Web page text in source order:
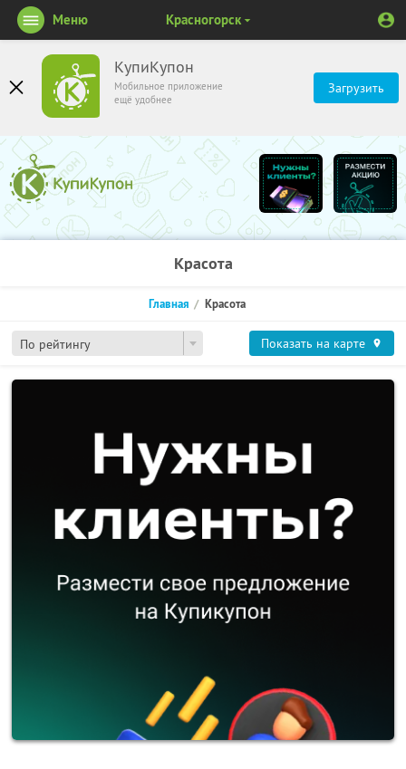
КупиКупон
Мобильное приложение
ещё удобнее
Загрузить
Меню Красногорск
Красота
По рейтингу
Главная Красота
Показать на карте